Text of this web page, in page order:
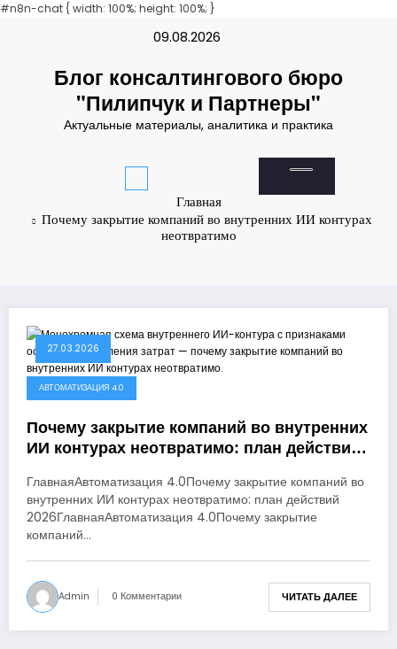
grandpashabettürk ifşaPadişahbet
#n8n-chat { width: 100%; height: 100%; }
09.08.2026
Блог консалтингового бюро
"Пилипчук и Партнеры"
Актуальные материалы, аналитика и практика
Главная
Почему закрытие компаний во внутренних ИИ контурах
неотвратимо
27.03.2026
АВТОМАТИЗАЦИЯ 4.0
Почему закрытие компаний во внутренних
ИИ контурах неотвратимо: план действий
ГлавнаяАвтоматизация 4.0Почему закрытие компаний во
внутренних ИИ контурах неотвратимо: план действий
2026ГлавнаяАвтоматизация 4.0Почему закрытие
компаний…
Admin 0 Комментарии ЧИТАТЬ ДАЛЕЕ